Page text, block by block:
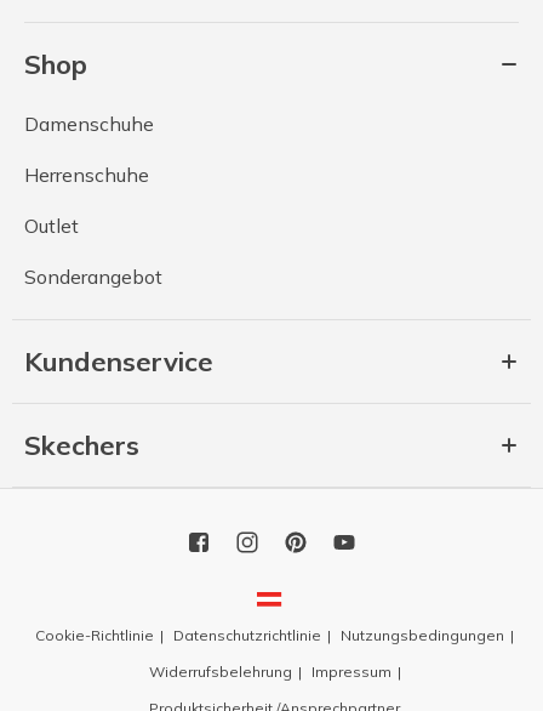
Shop
Damenschuhe
Herrenschuhe
Outlet
Sonderangebot
Kundenservice
Skechers
Cookie-Richtlinie Datenschutzrichtlinie
Nutzungsbedingungen
Widerrufsbelehrung
Impressum